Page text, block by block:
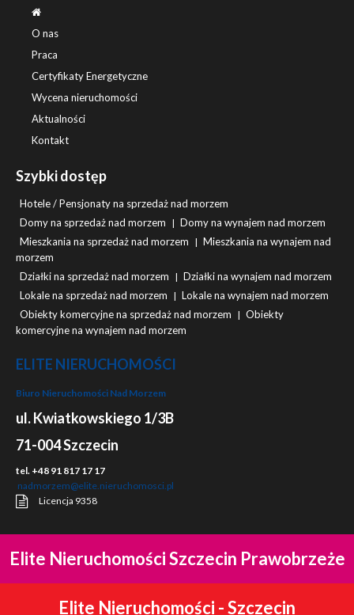
O nas
Praca
Certyfikaty Energetyczne
Wycena nieruchomości
Aktualności
Kontakt
Szybki dostęp
Hotele / Pensjonaty na sprzedaż nad morzem
Domy na sprzedaż nad morzem | Domy na wynajem nad morzem
Mieszkania na sprzedaż nad morzem | Mieszkania na wynajem nad
morzem
Działki na sprzedaż nad morzem | Działki na wynajem nad morzem
Lokale na sprzedaż nad morzem | Lokale na wynajem nad morzem
Obiekty komercyjne na sprzedaż nad morzem | Obiekty
komercyjne na wynajem nad morzem
ELITE NIERUCHOMOŚCI
Biuro Nieruchomości Nad Morzem
ul. Kwiatkowskiego 1/3B
71-004 Szczecin
tel. +48 91 817 17 17
nadmorzem@elite.nieruchomosci.pl
Licencja 9358
Elite Nieruchomości Szczecin Prawobrzeże
Elite Nieruchomości - Szczecin